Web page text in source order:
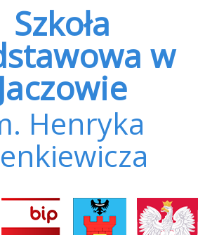
Szkoła
w
Jaczowie
Henryka